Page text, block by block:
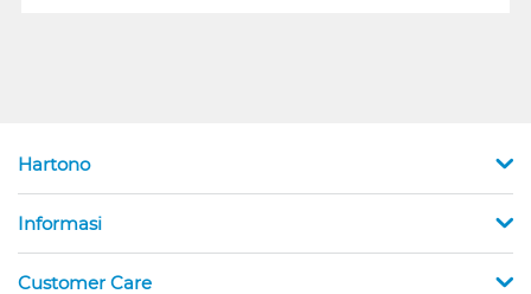
Hartono
Informasi
Customer Care